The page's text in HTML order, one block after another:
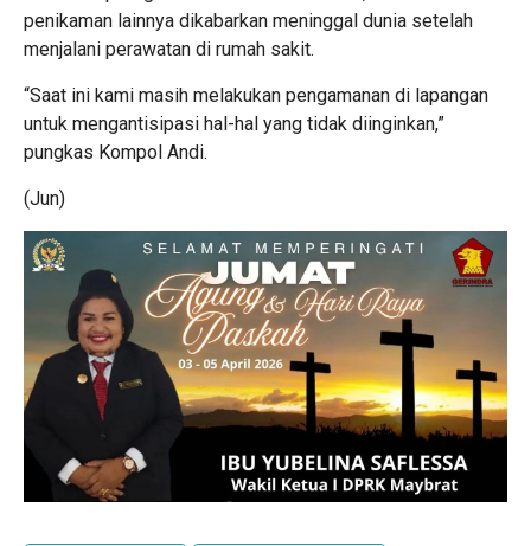
penikaman lainnya dikabarkan meninggal dunia setelah
menjalani perawatan di rumah sakit.
“Saat ini kami masih melakukan pengamanan di lapangan
untuk mengantisipasi hal-hal yang tidak diinginkan,”
pungkas Kompol Andi.
(Jun)